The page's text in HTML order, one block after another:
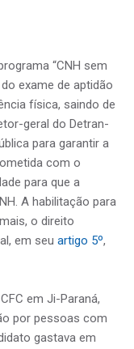
“CNH sem
exame de aptidão
física, saindo de
geral do Detran-
para garantir a
com o
para que a
A habilitação para
o direito
em seu artigo 5º,
em Ji-Paraná,
por pessoas com
gastava em